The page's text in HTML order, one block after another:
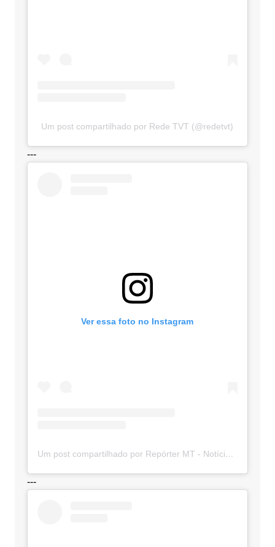
Um post compartilhado por Rede TVT (@redetvt)
---
Ver essa foto no Instagram
Um post compartilhado por Repórter MT - Notícias de MT (@sitereportermt)
---